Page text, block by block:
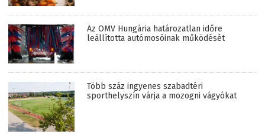
Az OMV Hungária határozatlan időre
leállította autómosóinak működését
Több száz ingyenes szabadtéri
sporthelyszín várja a mozogni vágyókat